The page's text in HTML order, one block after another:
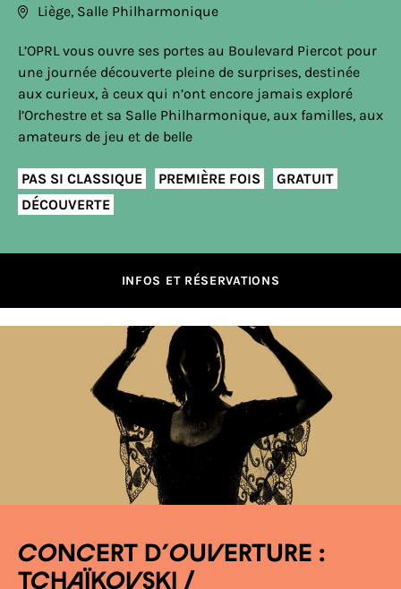
Liège, Salle Philharmonique
L’OPRL vous ouvre ses portes au Boulevard Piercot pour
une journée découverte pleine de surprises, destinée
aux curieux, à ceux qui n’ont encore jamais exploré
l’Orchestre et sa Salle Philharmonique, aux familles, aux
amateurs de jeu et de belle
PAS SI CLASSIQUE PREMIÈRE FOIS
GRATUIT
DÉCOUVERTE
INFOS ET RÉSERVATIONS
CONCERT D’OUVERTURE :
TCHAÏKOVSKI /